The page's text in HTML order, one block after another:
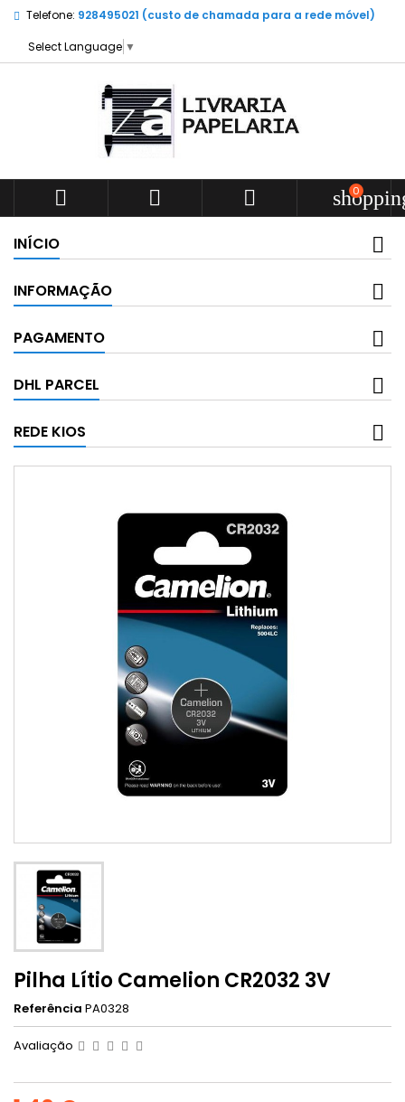
Telefone: 928495021 (custo de chamada para a rede móvel)
Select Language ▼
   0
INÍCIO
INFORMAÇÃO
PAGAMENTO
DHL PARCEL
REDE KIOS
Pilha Lítio Camelion CR2032 3V
Referência PA0328
Avaliação